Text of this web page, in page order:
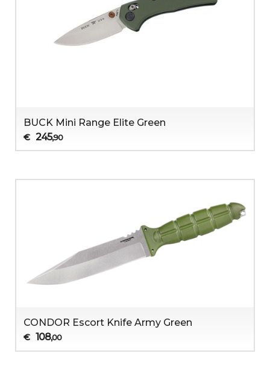
BUCK Mini Range Elite Green
€ 245,90
CONDOR Escort Knife Army Green
€ 108,00